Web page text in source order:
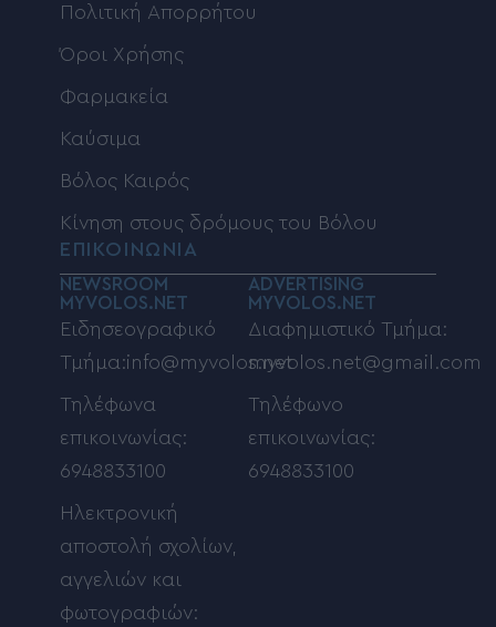
Πολιτική Απορρήτου
Όροι Χρήσης
Φαρμακεία
Καύσιμα
Βόλος Καιρός
Κίνηση στους δρόμους του Βόλου
ΕΠΙΚΟΙΝΩΝΙΑ
NEWSROOM
MYVOLOS.NET
Ειδησεογραφικό
Τμήμα:info@myvolos.net
Τηλέφωνα
επικοινωνίας:
6948833100
Ηλεκτρονική
αποστολή σχολίων,
αγγελιών και
φωτογραφιών:
ADVERTISING
MYVOLOS.NET
Διαφημιστικό Τμήμα:
myvolos.net@gmail.com
Τηλέφωνο
επικοινωνίας:
6948833100